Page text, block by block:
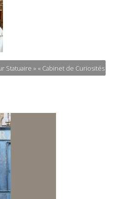
» « Cabinet de Curiosités »